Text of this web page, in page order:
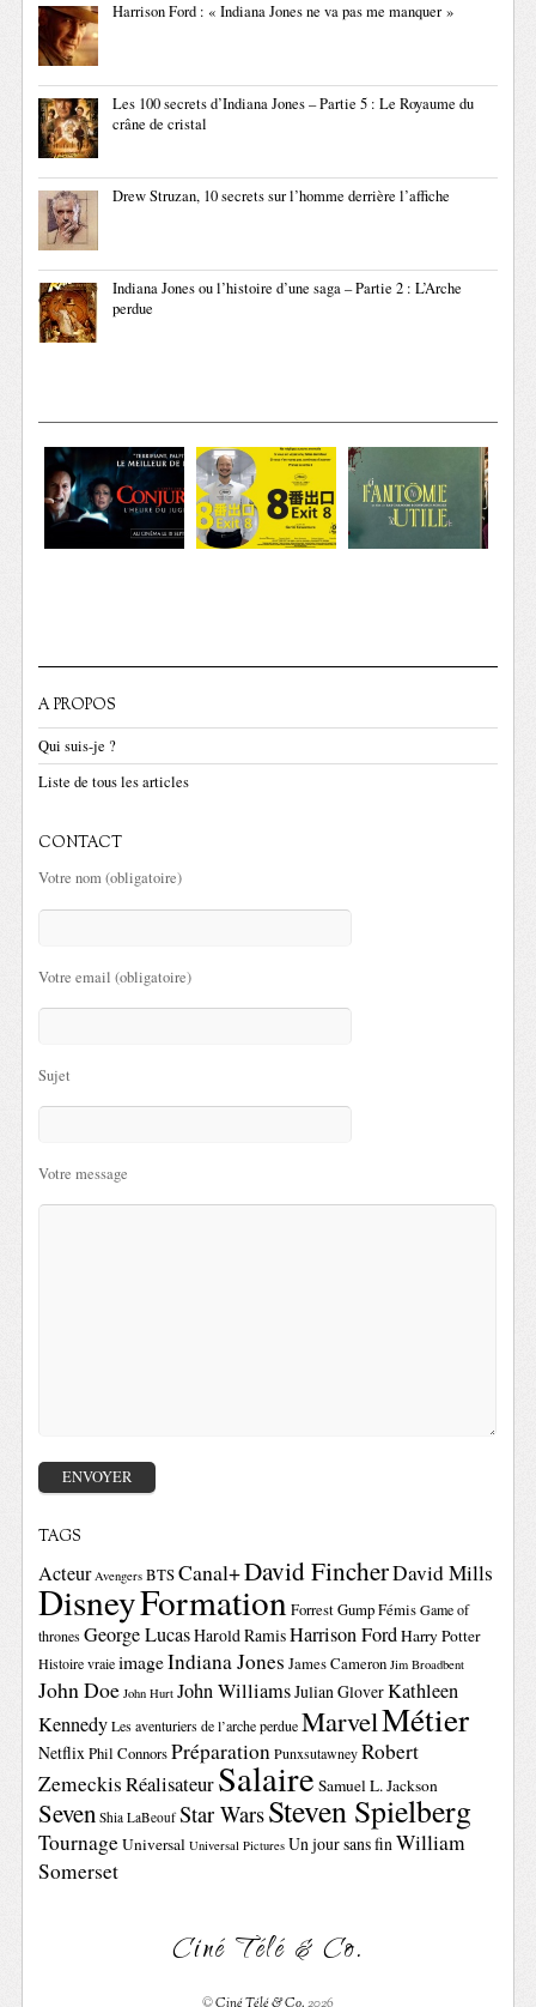
Harrison Ford : « Indiana Jones ne va pas me manquer »
Les 100 secrets d’Indiana Jones – Partie 5 : Le Royaume du
crâne de cristal
Drew Struzan, 10 secrets sur l’homme derrière l’affiche
Indiana Jones ou l’histoire d’une saga – Partie 2 : L’Arche
perdue
A PROPOS
Qui suis-je ?
Liste de tous les articles
CONTACT
Votre nom (obligatoire)
Votre email (obligatoire)
Sujet
Votre message
TAGS
Acteur Avengers BTSCanal+David FincherDavid Mills
DisneyFormationForrest GumpFémis Game of
thrones George LucasHarold RamisHarrison FordHarry Potter
Histoire vraie imageIndiana Jones James Cameron Jim Broadbent
John Doe John Hurt John WilliamsJulian GloverKathleen
Kennedy Les aventuriers de l’arche perdue MarvelMétier
NetflixPhil ConnorsPréparation Punxsutawney Robert
ZemeckisRéalisateurSalaire Samuel L. Jackson
Seven Shia LaBeouf Star WarsSteven Spielberg
TournageUniversal Universal Pictures Un jour sans finWilliam
Somerset
Ciné Télé & Co.